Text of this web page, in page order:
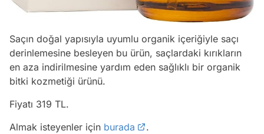
Saçın doğal yapısıyla uyumlu organik içeriğiyle saçı
derinlemesine besleyen bu ürün, saçlardaki kırıkların
en aza indirilmesine yardım eden sağlıklı bir organik
bitki kozmetiği ürünü.
Fiyatı 319 TL.
Almak isteyenler için burada .